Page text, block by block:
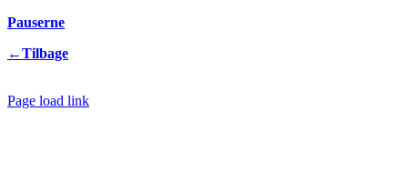
Pauserne
←Tilbage
Page load link